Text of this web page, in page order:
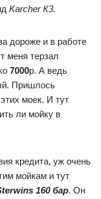
Karcher К3.
дороже и в работе
меня терзал
7000р. А ведь
Пришлось
моек. И тут
ли мойку в
кредита, уж очень
мойкам и тут
160 бар. Он